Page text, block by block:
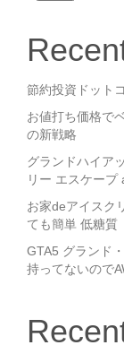
節約投資ドット
お値打ち価格で
の新戦略
グランドハイア
リー エスケープ
お家deアイスク
ても簡単 低糖質
GTA5 グランド
持ってないので